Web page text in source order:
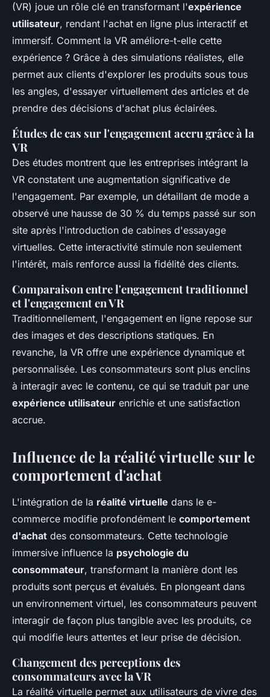
(VR) joue un rôle clé en transformant l'expérience
utilisateur, rendant l'achat en ligne plus interactif et
immersif. Comment la VR améliore-t-elle cette
expérience ? Grâce à des simulations réalistes, elle
permet aux clients d'explorer les produits sous tous
les angles, d'essayer virtuellement des articles et de
prendre des décisions d'achat plus éclairées.
Études de cas sur l'engagement accru grâce à la
VR
Des études montrent que les entreprises intégrant la
VR constatent une augmentation significative de
l'engagement. Par exemple, un détaillant de mode a
observé une hausse de 30 % du temps passé sur son
site après l'introduction de cabines d'essayage
virtuelles. Cette interactivité stimule non seulement
l'intérêt, mais renforce aussi la fidélité des clients.
Comparaison entre l'engagement traditionnel
et l'engagement en VR
Traditionnellement, l'engagement en ligne repose sur
des images et des descriptions statiques. En
revanche, la VR offre une expérience dynamique et
personnalisée. Les consommateurs sont plus enclins
à interagir avec le contenu, ce qui se traduit par une
expérience utilisateur enrichie et une satisfaction
accrue.
Influence de la réalité virtuelle sur le
comportement d'achat
L'intégration de la réalité virtuelle dans le e-
commerce modifie profondément le comportement
d'achat des consommateurs. Cette technologie
immersive influence la psychologie du
consommateur, transformant la manière dont les
produits sont perçus et évalués. En plongeant dans
un environnement virtuel, les consommateurs peuvent
interagir de façon plus tangible avec les produits, ce
qui modifie leurs attentes et leur prise de décision.
Changement des perceptions des
consommateurs avec la VR
La réalité virtuelle permet aux utilisateurs de vivre des